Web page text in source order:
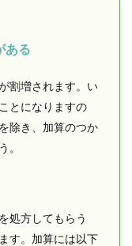
ある
割増されます。い
とになりますの
除き、加算のつか
。
処方してもらう
す。加算には以下